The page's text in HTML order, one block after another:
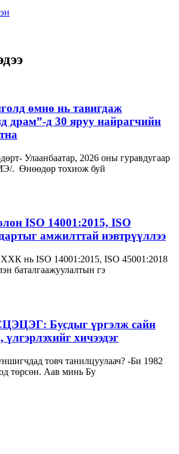
өмнө нь тавигдаж
драм”-д 30 яруу найрагчийн
Улаанбаатар, 2026 оны гуравдугаар
. Өнөөдөр тохиож буй
ISO 14001:2015, ISO
амжилттай нэвтрүүллээ
нь ISO 14001:2015, ISO 45001:2018
баталгаажуулалтын гэ
Бусдыг үргэлж сайн
хичээдэг
товч танилцуулаач? -Би 1982
төрсөн. Аав минь Бу